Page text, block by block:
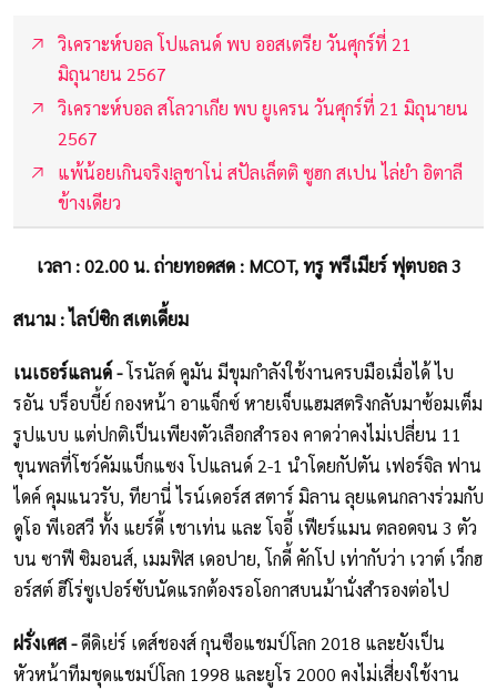
วิเคราะห์บอล โปแลนด์ พบ ออสเตรีย วันศุกร์ที่ 21
มิถุนายน 2567
วิเคราะห์บอล สโลวาเกีย พบ ยูเครน วันศุกร์ที่ 21 มิถุนายน
2567
แพ้น้อยเกินจริง!ลูชาโน่ สปัลเล็ตติ ซูฮก สเปน ไล่ยำ อิตาลี
ข้างเดียว
เวลา : 02.00 น. ถ่ายทอดสด : MCOT, ทรู พรีเมียร์ ฟุตบอล 3
สนาม : ไลป์ซิก สเตเดี้ยม
เนเธอร์แลนด์ -โรนัลด์ คูมัน มีขุมกำลังใช้งานครบมือเมื่อได้ ไบ
รอัน บร็อบบี้ย์ กองหน้า อาแจ็กซ์ หายเจ็บแฮมสตริงกลับมาซ้อมเต็ม
รูปแบบ แต่ปกติเป็นเพียงตัวเลือกสำรอง คาดว่าคงไม่เปลี่ยน 11
ขุนพลที่โชว์คัมแบ็กแซง โปแลนด์ 2-1 นำโดยกัปตัน เฟอร์จิล ฟาน
ไดค์ คุมแนวรับ, ทียานี่ ไรน์เดอร์ส สตาร์ มิลาน ลุยแดนกลางร่วมกับ
ดูโอ พีเอสวี ทั้ง แยร์ดี้ เชาเท่น และ โจอี้ เฟียร์แมน ตลอดจน 3 ตัว
บน ซาฟี ซิมอนส์, เมมฟิส เดอปาย, โกดี้ คักโป เท่ากับว่า เวาต์ เว็กฮ
อร์สต์ ฮีโร่ซูเปอร์ซับนัดแรกต้องรอโอกาสบนม้านั่งสำรองต่อไป
ฝรั่งเศส -ดีดิเย่ร์ เดส์ชองส์ กุนซือแชมป์โลก 2018 และยังเป็น
หัวหน้าทีมชุดแชมป์โลก 1998 และยูโร 2000 คงไม่เสี่ยงใช้งาน